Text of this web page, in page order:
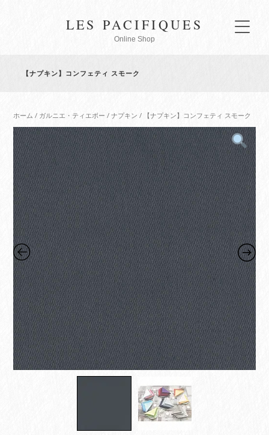
LES PACIFIQUES
Online Shop
【ナプキン】コンフェティ スモーク
ホーム / ガルニエ・ティエボー /ナプキン / 【ナプキン】コンフェティ スモーク